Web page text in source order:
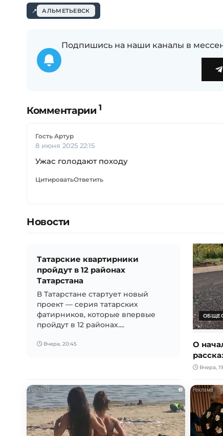
АЛЬМЕТЬЕВСК
Подпишись на наши каналы в
Комментарии 1
Гость Артур
8 июня 2025 22:15
Ужас голодают походу
ЦитироватьОтветить
Новости
Татарские квартирники
пройдут в 12 районах
Татарстана
В Татарстане стартует новый
проект — серия татарских
фатирников, которые впервые
пройдут в 12 районах....
Вчера, 20:45
О
Вчера,
i